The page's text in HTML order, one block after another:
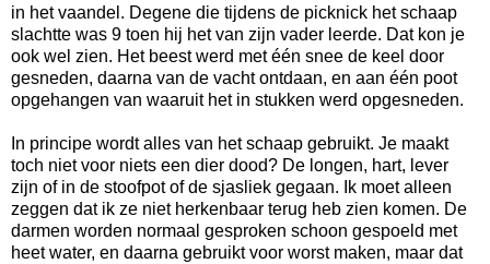
in het vaandel. Degene die tijdens de picknick het schaap
slachtte was 9 toen hij het van zijn vader leerde. Dat kon je
ook wel zien. Het beest werd met één snee de keel door
gesneden, daarna van de vacht ontdaan, en aan één poot
opgehangen van waaruit het in stukken werd opgesneden.
In principe wordt alles van het schaap gebruikt. Je maakt
toch niet voor niets een dier dood? De longen, hart, lever
zijn of in de stoofpot of de sjasliek gegaan. Ik moet alleen
zeggen dat ik ze niet herkenbaar terug heb zien komen. De
darmen worden normaal gesproken schoon gespoeld met
heet water, en daarna gebruikt voor worst maken, maar dat